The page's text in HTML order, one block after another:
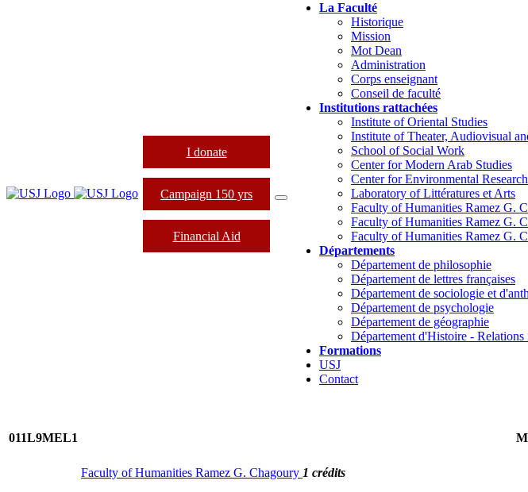
I donate
Campaign 150 yrs
Financial Aid
La Faculté
Historique
Mission
Mot Dean
Administration
Corps enseignant
Conseil de faculté
Institutions rattachées
Institute of Oriental Studies
Institute of Theater, Audiovisual
School of Social Work
Center for Modern Arab Studies
Center for Environmental
Laboratory of Littératures et Arts
Faculty of Humanities Ramez G.
Faculty of Humanities Ramez G.
Faculty of Humanities Ramez G.
Départements
Département de philosophie
Département de lettres françaises
Département de sociologie et
Département de psychologie
Département de géographie
Département d'Histoire - Relations
Formations
USJ
Contact
011L9MEL1
Faculty of Humanities Ramez G. Chagoury 1 crédits